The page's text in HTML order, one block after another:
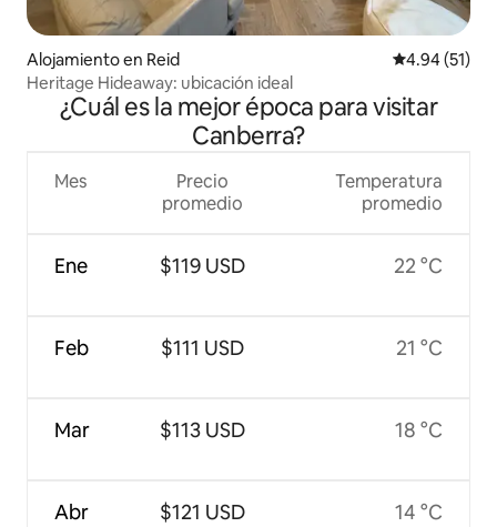
Alojamiento en Reid Calificación
4.94 (51)
Heritage Hideaway: ubicación ideal
¿Cuál es la mejor época para visitar
Canberra?
Mes
Ene
Feb
Mar
Abr
Precio
promedio
$119 USD
$111 USD
$113 USD
$121 USD
Temperatura
promedio
22 °C
21 °C
18 °C
14 °C